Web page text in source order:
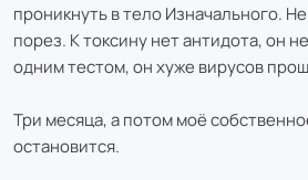
проникнуть в тело Изначального.
порез. К токсину нет антидота, он
одним тестом, он хуже вирусов
Три месяца, а потом моё
остановится.